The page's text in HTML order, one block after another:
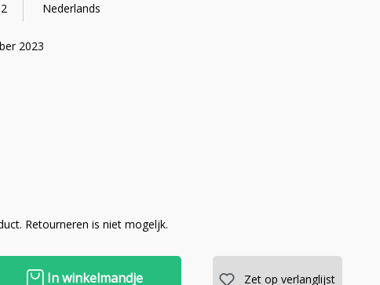
Nederlands
2023
Retourneren is niet mogeljk.
In winkelmandje Zet op verlanglijst